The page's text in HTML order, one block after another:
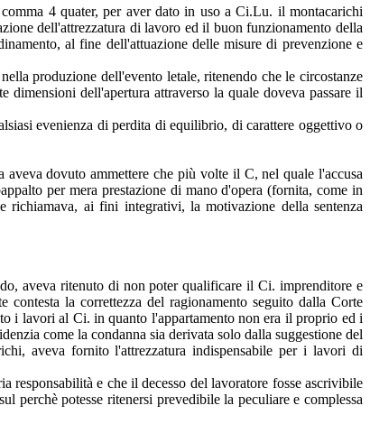
4 quater, per aver dato in uso a Ci.Lu. il montacarichi
dell'attrezzatura di lavoro ed il buon funzionamento della
al fine dell'attuazione delle misure di prevenzione e
produzione dell'evento letale, ritenendo che le circostanze
dell'apertura attraverso la quale doveva passare il
evenienza di perdita di equilibrio, di carattere oggettivo o
dovuto ammettere che più volte il C, nel quale l'accusa
per mera prestazione di mano d'opera (fornita, come in
ai fini integrativi, la motivazione della sentenza
aveva ritenuto di non poter qualificare il Ci. imprenditore e
la correttezza del ragionamento seguito dalla Corte
i lavori al Ci. in quanto l'appartamento non era il proprio ed i
come la condanna sia derivata solo dalla suggestione del
aveva fornito l'attrezzatura indispensabile per i lavori di
responsabilità e che il decesso del lavoratore fosse ascrivibile
perchè potesse ritenersi prevedibile la peculiare e complessa